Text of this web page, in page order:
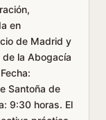
en
de Madrid y
la Abogacía
Santoña de
9:30 horas. El